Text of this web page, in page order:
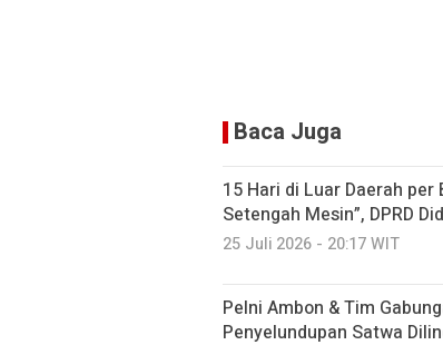
Baca Juga
15 Hari di Luar Daerah per
Setengah Mesin”, DPRD
25 Juli 2026 - 20:17 WIT
Pelni Ambon & Tim
Penyelundupan Satwa